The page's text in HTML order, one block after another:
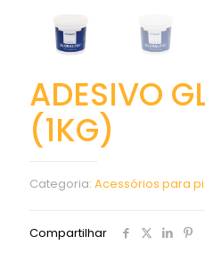
ADESIVO
(1KG)
Categoria: Acessórios para
Compartilhar